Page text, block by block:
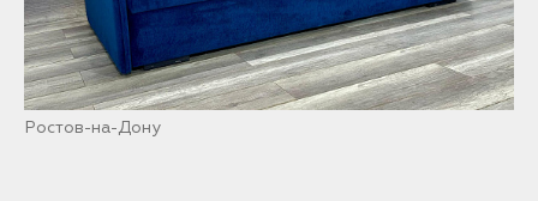
Ростов-на-Дону